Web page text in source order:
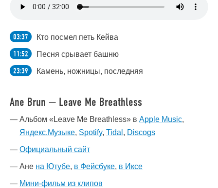
03:37 Кто посмел петь Кейва
11:52 Песня срывает башню
23:39 Камень, ножницы, последняя
Ane Brun — Leave Me Breathless
Альбом «Leave Me Breathless» в Apple Music,
Яндекс.Музыке, Spotify, Tidal , Discogs
Официальный сайт
Ане на Ютубе, в Фейсбуке, в Иксе
Мини-фильм из клипов